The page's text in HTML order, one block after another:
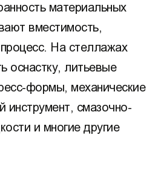
материальных
вместимость,
На стеллажах
оснастку, литьевые
формы, механические
инструмент, смазочно-
и многие другие